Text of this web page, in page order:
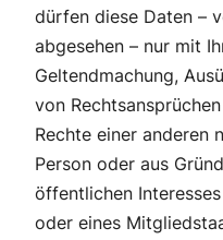
dürfen diese Daten –
abgesehen – nur mit
Geltendmachung,
von
Rechte einer anderen
Person oder aus
öffentlichen
oder eines